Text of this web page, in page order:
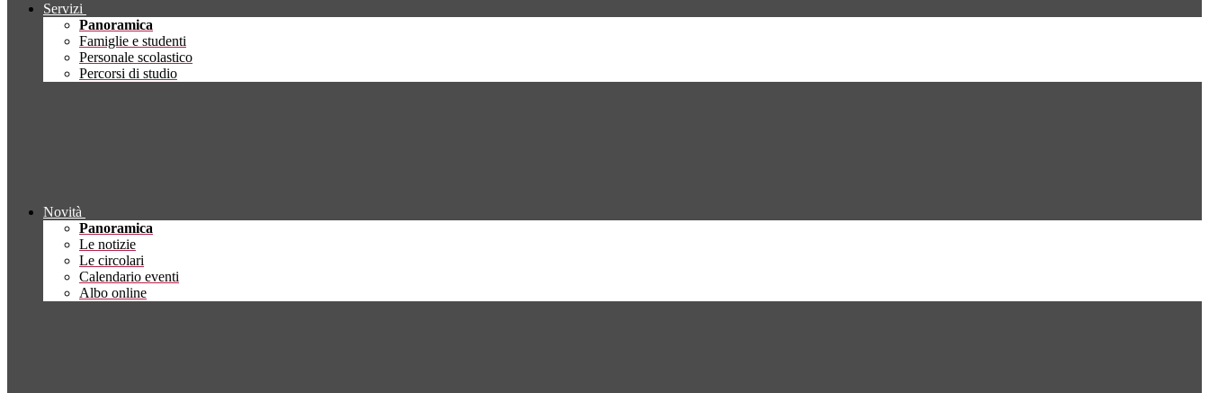
Servizi
Panoramica
Famiglie e studenti
Personale scolastico
Percorsi di studio
Novità
Panoramica
Le notizie
Le circolari
Calendario eventi
Albo online